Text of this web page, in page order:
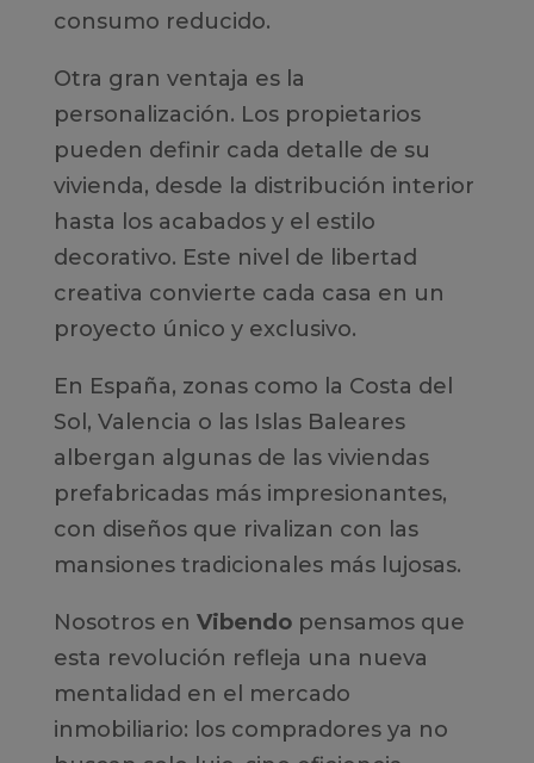
consumo reducido.
Otra gran ventaja es la
personalización. Los propietarios
pueden definir cada detalle de su
vivienda, desde la distribución interior
hasta los acabados y el estilo
decorativo. Este nivel de libertad
creativa convierte cada casa en un
proyecto único y exclusivo.
En España, zonas como la Costa del
Sol, Valencia o las Islas Baleares
albergan algunas de las viviendas
prefabricadas más impresionantes,
con diseños que rivalizan con las
mansiones tradicionales más lujosas.
Nosotros en Vibendo pensamos que
esta revolución refleja una nueva
mentalidad en el mercado
inmobiliario: los compradores ya no